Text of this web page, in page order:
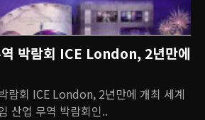
박람회 ICE London, 2년만에
람회 ICE London, 2년만에 개최 세계
산업 무역 박람회인..